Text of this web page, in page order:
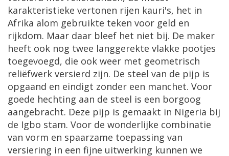
karakteristieke vertonen rijen kauri's, het in
Afrika alom gebruikte teken voor geld en
rijkdom. Maar daar bleef het niet bij. De maker
heeft ook nog twee langgerekte vlakke pootjes
toegevoegd, die ook weer met geometrisch
reliëfwerk versierd zijn. De steel van de pijp is
opgaand en eindigt zonder een manchet. Voor
goede hechting aan de steel is een borgoog
aangebracht. Deze pijp is gemaakt in Nigeria bij
de Igbo stam. Voor de wonderlijke combinatie
van vorm en spaarzame toepassing van
versiering in een fijne uitwerking kunnen we